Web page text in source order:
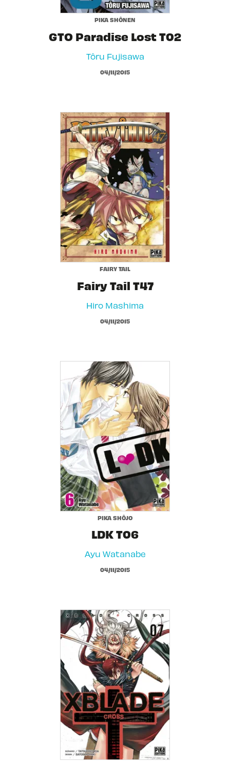
PIKA SHÔNEN
GTO Paradise Lost T02
Tôru Fujisawa
04/11/2015
FAIRY TAIL
Fairy Tail T47
Hiro Mashima
04/11/2015
PIKA SHÔJO
LDK T06
Ayu Watanabe
04/11/2015